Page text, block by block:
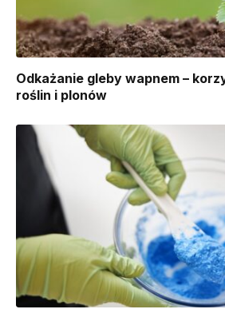
Odkażanie gleby wapnem –
roślin i plonów